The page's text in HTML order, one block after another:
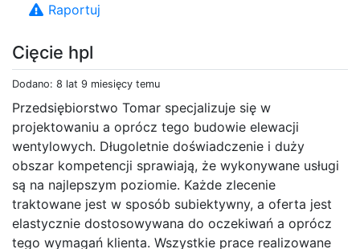
Cięcie hpl
Dodano: 8 lat 9 miesięcy temu
Przedsiębiorstwo Tomar specjalizuje się w
projektowaniu a oprócz tego budowie elewacji
wentylowych. Długoletnie doświadczenie i duży
obszar kompetencji sprawiają, że wykonywane usługi
są na najlepszym poziomie. Każde zlecenie
traktowane jest w sposób subiektywny, a oferta jest
elastycznie dostosowywana do oczekiwań a oprócz
tego wymagań klienta. Wszystkie prace realizowane
Raportuj